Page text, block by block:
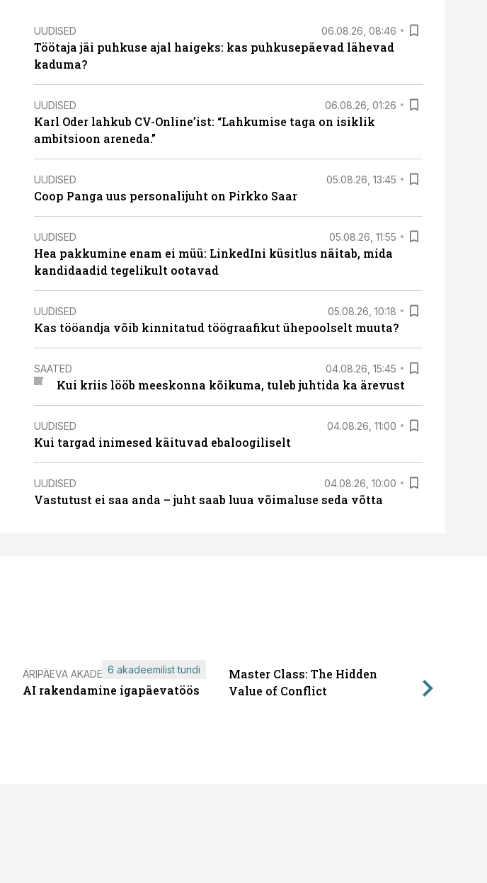
UUDISED 06.08.26, 08:46
Töötaja jäi puhkuse ajal haigeks: kas puhkusepäevad lähevad
kaduma?
UUDISED 06.08.26, 01:26
Karl Oder lahkub CV-Online’ist: “Lahkumise taga on isiklik
ambitsioon areneda.”
UUDISED 05.08.26, 13:45
Coop Panga uus personalijuht on Pirkko Saar
UUDISED 05.08.26, 11:55
Hea pakkumine enam ei müü: LinkedIni küsitlus näitab, mida
kandidaadid tegelikult ootavad
UUDISED 05.08.26, 10:18
Kas tööandja võib kinnitatud töögraafikut ühepoolselt muuta?
SAATED 04.08.26, 15:45
Kui kriis lööb meeskonna kõikuma, tuleb juhtida ka ärevust
UUDISED 04.08.26, 11:00
Kui targad inimesed käituvad ebaloogiliselt
UUDISED 04.08.26, 10:00
Vastutust ei saa anda – juht saab luua võimaluse seda võtta
ÄRIPÄEVA AKADEEMIA
AI rakendamine igapäevatöös
6 akadeemilist tundi
Master Class: The Hidden
Value of Conflict